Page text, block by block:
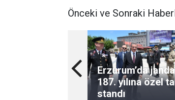
Önceki ve Sonraki
Erzurum’da
187. yılına özel
standı